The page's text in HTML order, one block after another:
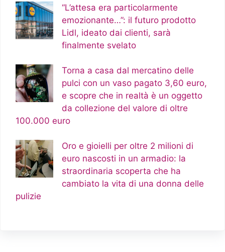
“L’attesa era particolarmente
emozionante…”: il futuro prodotto
Lidl, ideato dai clienti, sarà
finalmente svelato
Torna a casa dal mercatino delle
pulci con un vaso pagato 3,60 euro,
e scopre che in realtà è un oggetto
da collezione del valore di oltre
100.000 euro
Oro e gioielli per oltre 2 milioni di
euro nascosti in un armadio: la
straordinaria scoperta che ha
cambiato la vita di una donna delle
pulizie